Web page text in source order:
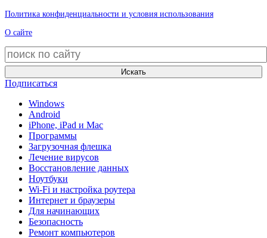
Политика конфиденциальности и условия использования
О сайте
Искать
Подписаться
Windows
Android
iPhone, iPad и Mac
Программы
Загрузочная флешка
Лечение вирусов
Восстановление данных
Ноутбуки
Wi-Fi и настройка роутера
Интернет и браузеры
Для начинающих
Безопасность
Ремонт компьютеров